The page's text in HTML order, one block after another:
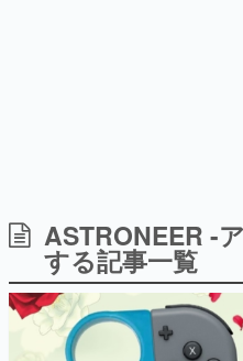
日本のコンテンツ
画です。
日本モバイルゲ
日本のモバイルゲ
ルを網羅するほか
解説を掲載。約20
ASTRONEER -
する記事一覧